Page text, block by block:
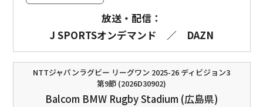
放送・配信：
J SPORTSオンデマンド
／ DAZN
NTTジャパンラグビー リーグワン 2025-26 ディビジョン3
第9節 (2026D30902)
Balcom BMW Rugby Stadium (広島県)